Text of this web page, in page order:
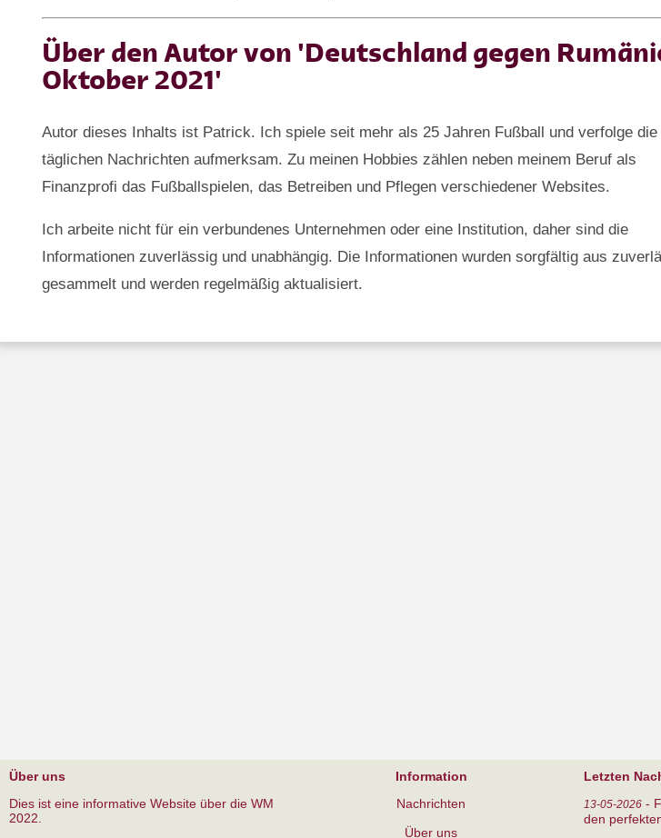
Über den Autor von 'Deutschland gegen
Oktober 2021'
Autor dieses Inhalts ist Patrick. Ich spiele seit mehr als 25 Jahren Fußball und verfolge die
täglichen Nachrichten aufmerksam. Zu meinen Hobbies zählen neben meinem Beruf als
Finanzprofi das Fußballspielen, das Betreiben und Pflegen verschiedener Websites.
Ich arbeite nicht für ein verbundenes Unternehmen oder eine Institution, daher sind die
Informationen zuverlässig und unabhängig. Die Informationen wurden sorgfältig aus
gesammelt und werden regelmäßig aktualisiert.
Über uns
Dies ist eine informative Website über die WM
2022.
Information
Nachrichten
Über uns
Letzten
13-05-2026 -
den